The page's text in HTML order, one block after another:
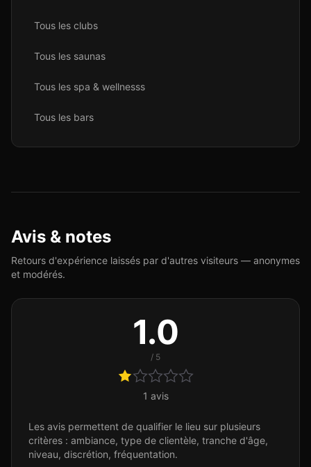
Tous les clubs
Tous les saunas
Tous les spa & wellnesss
Tous les bars
Avis & notes
Retours d'expérience laissés par d'autres visiteurs — anonymes
et modérés.
1.0
/ 5
1 avis
Les avis permettent de qualifier le lieu sur plusieurs
critères : ambiance, type de clientèle, tranche d'âge,
niveau, discrétion, fréquentation.